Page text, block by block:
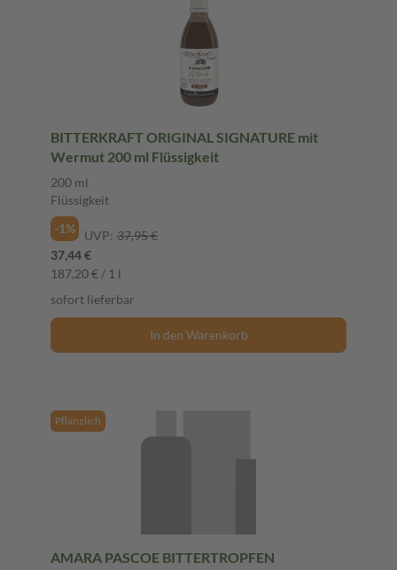
BITTERKRAFT ORIGINAL SIGNATURE mit
Wermut 200 ml Flüssigkeit
200 ml
Flüssigkeit
-1%
UVP: 37,95 €
37,44 €
187,20 € / 1 l
sofort lieferbar
In den Warenkorb
Pflanzlich
AMARA PASCOE BITTERTROPFEN